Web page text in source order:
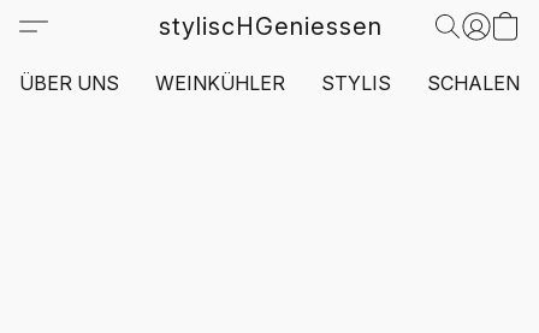
styliscHGeniessen
ÜBER UNS WEINKÜHLER STYLIS SCHALEN